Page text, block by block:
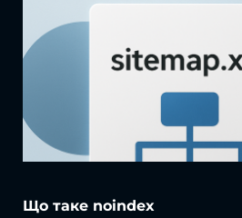
Що таке noindex